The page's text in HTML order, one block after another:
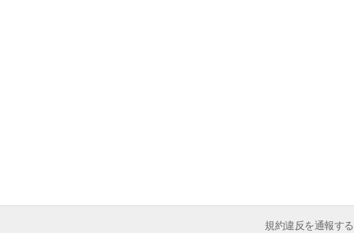
規約違反を通報する